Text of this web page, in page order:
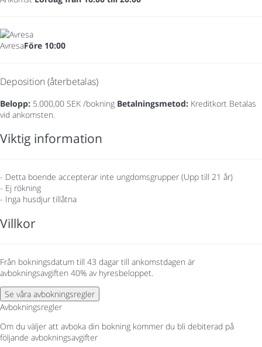
AvresaFöre 10:00
Deposition (återbetalas)
Belopp: 5.000,00 SEK /bokning Betalningsmetod: Kreditkort Betalas
vid ankomsten.
Viktig information
- Detta boende accepterar inte ungdomsgrupper (Upp till 21 år)
- Ej rökning
- Inga husdjur tillåtna
Villkor
Från bokningsdatum till 43 dagar till ankomstdagen är
avbokningsavgiften 40% av hyresbeloppet.
Se våra avbokningsregler
Avbokningsregler
Om du väljer att avboka din bokning kommer du bli debiterad på
följande avbokningsavgifter